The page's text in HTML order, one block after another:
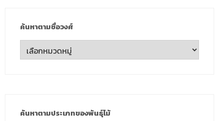
ค้นหาตามชื่อวงศ์
ค้นหา
ตาม
ค้นหาตามประเภทของพันธุ์ไม้